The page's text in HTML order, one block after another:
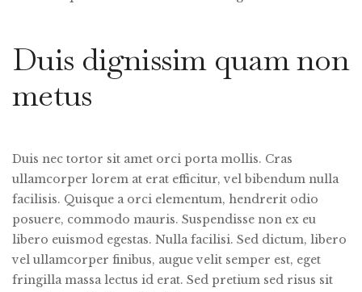
Duis dignissim quam non
metus
Duis nec tortor sit amet orci porta mollis. Cras
ullamcorper lorem at erat efficitur, vel bibendum nulla
facilisis. Quisque a orci elementum, hendrerit odio
posuere, commodo mauris. Suspendisse non ex eu
libero euismod egestas. Nulla facilisi. Sed dictum, libero
vel ullamcorper finibus, augue velit semper est, eget
fringilla massa lectus id erat. Sed pretium sed risus sit